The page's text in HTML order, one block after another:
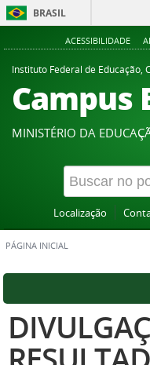
BRASIL
ACESSIBILIDADE
Instituto Federal de Educação,
Campus
MINISTÉRIO DA
Localização
PÁGINA INICIAL